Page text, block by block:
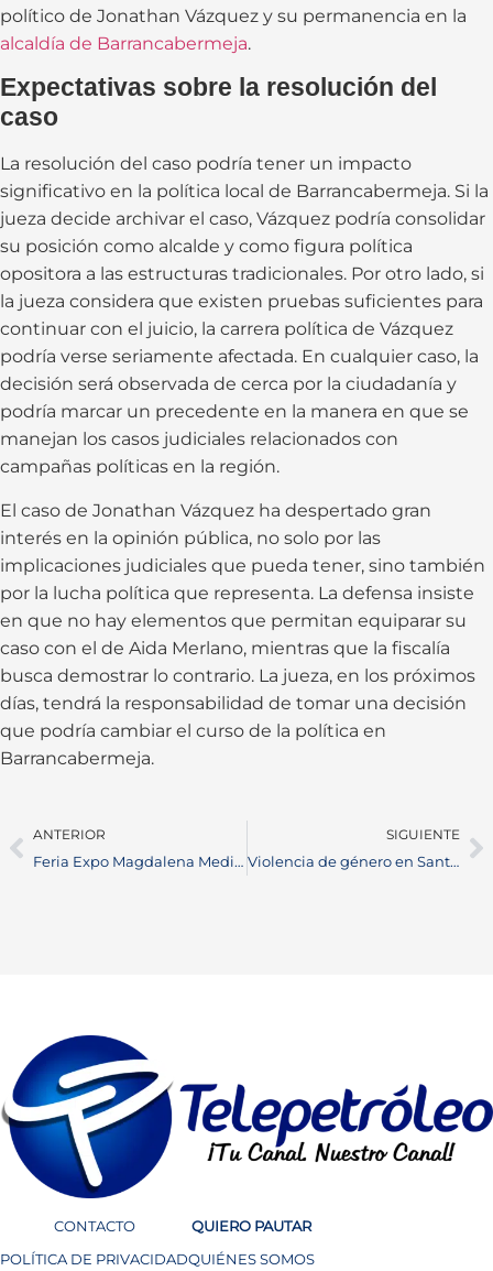
político de Jonathan Vázquez y su permanencia en la
alcaldía de Barrancabermeja.
Expectativas sobre la resolución del
caso
La resolución del caso podría tener un impacto
significativo en la política local de Barrancabermeja. Si la
jueza decide archivar el caso, Vázquez podría consolidar
su posición como alcalde y como figura política
opositora a las estructuras tradicionales. Por otro lado, si
la jueza considera que existen pruebas suficientes para
continuar con el juicio, la carrera política de Vázquez
podría verse seriamente afectada. En cualquier caso, la
decisión será observada de cerca por la ciudadanía y
podría marcar un precedente en la manera en que se
manejan los casos judiciales relacionados con
campañas políticas en la región.
El caso de Jonathan Vázquez ha despertado gran
interés en la opinión pública, no solo por las
implicaciones judiciales que pueda tener, sino también
por la lucha política que representa. La defensa insiste
en que no hay elementos que permitan equiparar su
caso con el de Aida Merlano, mientras que la fiscalía
busca demostrar lo contrario. La jueza, en los próximos
días, tendrá la responsabilidad de tomar una decisión
que podría cambiar el curso de la política en
Barrancabermeja.
ANTERIOR
Feria Expo Magdalena Medio Solidario: Un Impulso a la Economía Solidaria en la Región
SIGUIENTE
Violencia de género en Santander: Campaña “Si ya no estoy” busca frenar la tragedia
CONTACTO
POLÍTICA DE PRIVACIDAD
QUIERO PAUTAR
QUIÉNES SOMOS